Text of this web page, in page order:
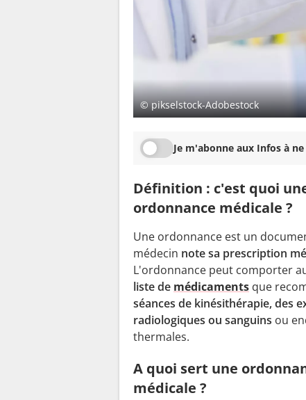
© pikselstock-Adobestock
Je m'abonne aux Infos à
Définition : c'est quoi
ordonnance médicale ?
Une ordonnance est un
médecin note sa prescription
L'ordonnance peut comporter
liste de médicaments que
séances de kinésithérapie, des
radiologiques ou sanguins ou
thermales.
A quoi sert une
médicale ?